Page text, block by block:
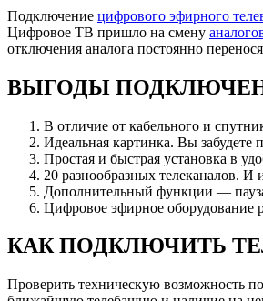
Подключение цифрового эфирного
Цифровое ТВ пришло на смену
отключения аналога постоянно
ВЫГОДЫ
В отличие от кабельного и
Идеальная картинка. Вы забудете
Простая и быстрая установка в
20 разнообразных телеканалов. И
Дополнительный функции —
Цифровое эфирное оборудование
КАК ПОДКЛЮЧИТЬ
Проверить техническую возможность